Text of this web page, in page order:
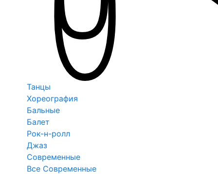
Танцы
Хореография
Бальные
Балет
Рок-н-ролл
Джаз
Современные
Все Современные